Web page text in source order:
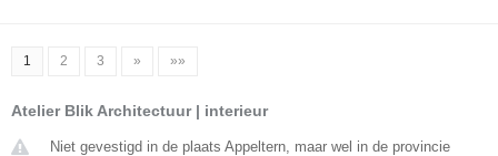
1 2 3 » »»
Atelier Blik Architectuur | interieur
Niet gevestigd in de plaats Appeltern, maar wel in de provincie